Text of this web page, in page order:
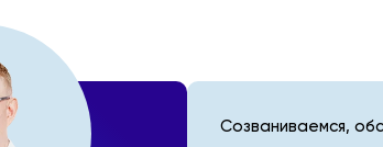
Созваниваемся,